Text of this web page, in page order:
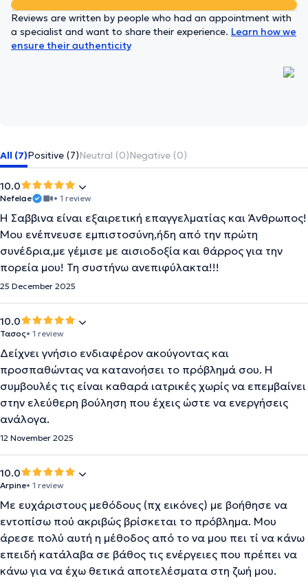
Reviews are written by people who had an appointment with
a specialist and want to share their experience. Learn how we
ensure their authenticity
All (7)Positive (7)Neutral (0)Negative (0)
10.0
Νefelae • 1 review
H Σαββινα είναι εξαιρετική επαγγελματίας και Άνθρωπος!
Μου ενέπνευσε εμπιστοσύνη,ήδη από την πρώτη
συνέδρια,με γέμισε με αισιοδοξία και θάρρος για την
πορεία μου! Τη συστήνω ανεπιφύλακτα!!!
25 December 2025
10.0
Τασος• 1 review
Δείχνει γνήσιο ενδιαφέρον ακούγοντας και
προσπαθώντας να κατανοήσει το πρόβλημά σου. Η
συμβουλές τις είναι καθαρά ιατρικές χωρίς να επεμβαίνει
στην ελεύθερη βούληση που έχεις ώστε να ενεργήσεις
ανάλογα.
12 November 2025
10.0
Arpine• 1 review
Με ευχάριστους μεθόδους (πχ εικόνες) με βοήθησε να
εντοπίσω πού ακριβώς βρίσκεται το πρόβλημα. Μου
άρεσε πολύ αυτή η μέθοδος από το να μου πει τί να κάνω
επειδή κατάλαβα σε βάθος τις ενέργειες που πρέπει να
κάνω για να έχω θετικά αποτελέσματα στη ζωή μου.